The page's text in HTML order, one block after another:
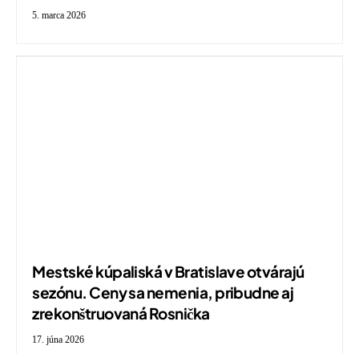
5. marca 2026
Mestské kúpaliská v Bratislave otvárajú
sezónu. Ceny sa nemenia, pribudne aj
zrekonštruovaná Rosnička
17. júna 2026